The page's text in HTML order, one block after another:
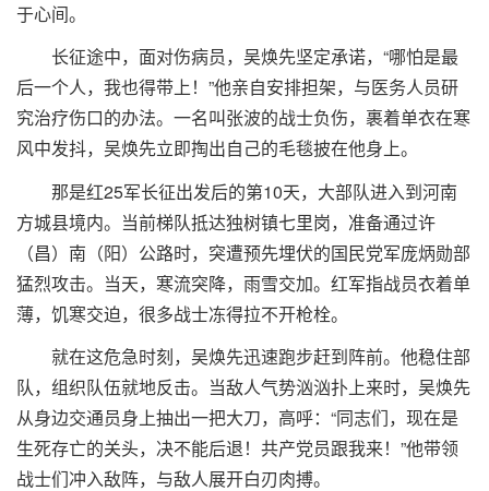
于心间。
长征途中，面对伤病员，吴焕先坚定承诺，“哪怕是最
后一个人，我也得带上！”他亲自安排担架，与医务人员研
究治疗伤口的办法。一名叫张波的战士负伤，裹着单衣在寒
风中发抖，吴焕先立即掏出自己的毛毯披在他身上。
那是红25军长征出发后的第10天，大部队进入到河南
方城县境内。当前梯队抵达独树镇七里岗，准备通过许
（昌）南（阳）公路时，突遭预先埋伏的国民党军庞炳勋部
猛烈攻击。当天，寒流突降，雨雪交加。红军指战员衣着单
薄，饥寒交迫，很多战士冻得拉不开枪栓。
就在这危急时刻，吴焕先迅速跑步赶到阵前。他稳住部
队，组织队伍就地反击。当敌人气势汹汹扑上来时，吴焕先
从身边交通员身上抽出一把大刀，高呼：“同志们，现在是
生死存亡的关头，决不能后退！共产党员跟我来！”他带领
战士们冲入敌阵，与敌人展开白刃肉搏。